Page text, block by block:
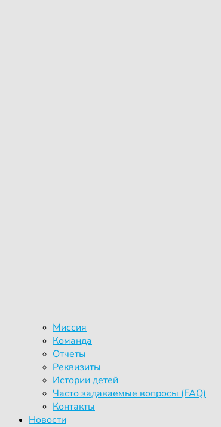
Миссия
Команда
Отчеты
Реквизиты
Истории детей
Часто задаваемые вопросы (FAQ)
Контакты
Новости